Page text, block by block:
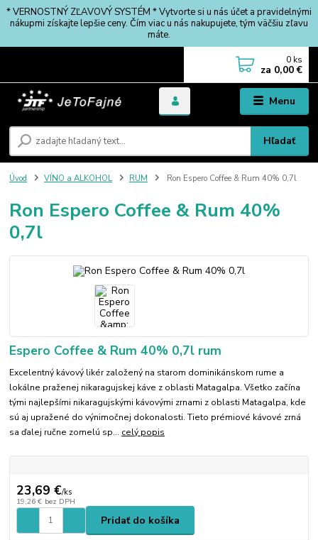
* VERNOSTNÝ ZĽAVOVÝ SYSTÉM * Vytvorte si u nás účet a pravidelnými
nákupmi získajte lepšie ceny. Čím viac u nás nakupujete, tým väčšiu zľavu
máte.
Menu
Hľadať
0 ks
za 0,00 €
Úvod VÍNO a ALKOHOL RUM Ron Espero Coffee & Rum 40% 0,7l
Ron Espero Coffee & Rum 40%
0,7l
Espero Coffee & Rum 40% 0,7l rum
Excelentný kávový likér založený na starom dominikánskom rume a
lokálne praženej nikaragujskej káve z oblasti Matagalpa. Všetko začína
tými najlepšími nikaragujskými kávovými zrnami z oblasti Matagalpa, kde
sú aj upražené do výnimočnej dokonalosti. Tieto prémiové kávové zrná
sa ďalej ručne zomelú sp... celý popis
23,69 €/ks
19,26 € bez DPH
Pridať do košíka